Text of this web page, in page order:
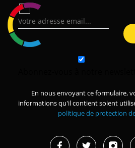
En nous envoyant ce formulaire,
informations qu'il contient soient
politique de protection